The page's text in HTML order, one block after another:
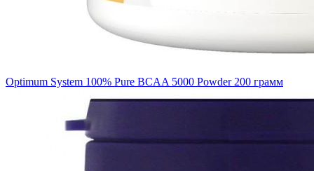
Optimum System 100% Pure BCAA 5000 Powder 200 грамм